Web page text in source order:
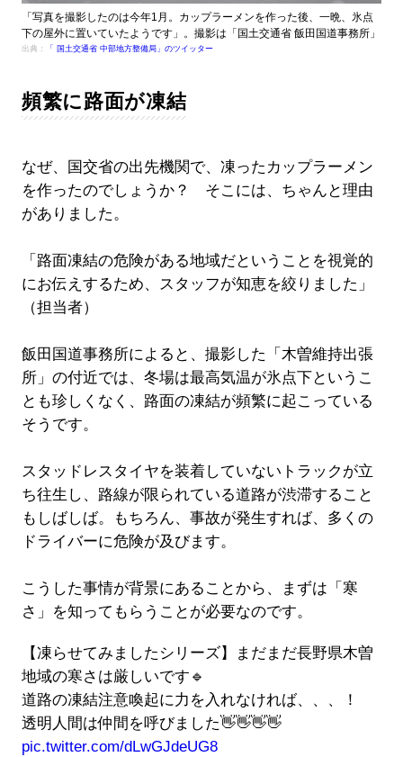
「写真を撮影したのは今年1月。カップラーメンを作った後、一晩、氷点
下の屋外に置いていたようです」。撮影は「国土交通省 飯田国道事務所」
出典： 「 国土交通省 中部地方整備局」のツイッター
頻繁に路面が凍結
なぜ、国交省の出先機関で、凍ったカップラーメン
を作ったのでしょうか？ そこには、ちゃんと理由
がありました。
「路面凍結の危険がある地域だということを視覚的
にお伝えするため、スタッフが知恵を絞りました」
（担当者）
飯田国道事務所によると、撮影した「木曽維持出張
所」の付近では、冬場は最高気温が氷点下というこ
とも珍しくなく、路面の凍結が頻繁に起こっている
そうです。
スタッドレスタイヤを装着していないトラックが立
ち往生し、路線が限られている道路が渋滞すること
もしばしば。もちろん、事故が発生すれば、多くの
ドライバーに危険が及びます。
こうした事情が背景にあることから、まずは「寒
さ」を知ってもらうことが必要なのです。
【凍らせてみましたシリーズ】まだまだ長野県木曽
地域の寒さは厳しいです🔹
道路の凍結注意喚起に力を入れなければ、、、！
透明人間は仲間を呼びました👋👋👋👋
pic.twitter.com/dLwGJdeUG8